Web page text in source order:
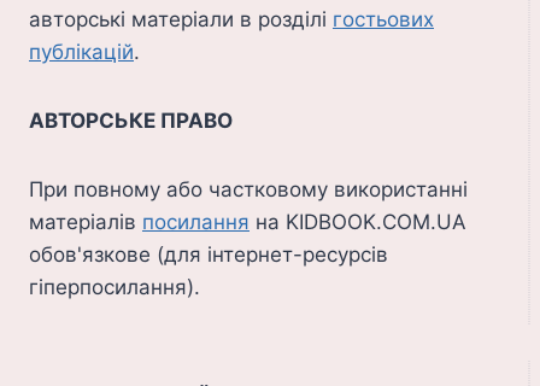
авторські матеріали в розділі гостьових
публікацій.
АВТОРСЬКЕ ПРАВО
При повному або частковому використанні
матеріалів посилання на KIDBOOK.COM.UA
обов'язкове (для інтернет-ресурсів
гіперпосилання).